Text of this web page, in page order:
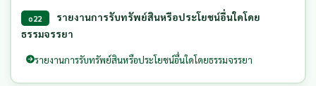
o22
รายงานการรับทรัพย์สินหรือประโยชน์อื่นใดโดย
ธรรมจรรยา
รายงานการรับทรัพย์สินหรือประโยชน์อื่นใดโดยธรรมจรรยา